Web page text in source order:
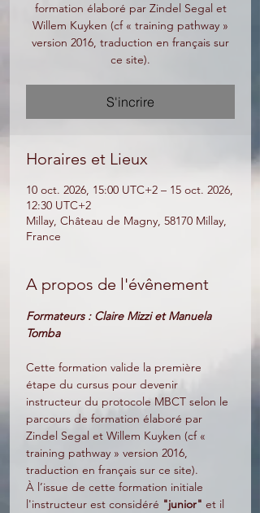
formation élaboré par Zindel Segal et
Willem Kuyken (cf « training pathway »
version 2016, traduction en français sur
S'incrire
Horaires et Lieux
10 oct. 2026, 15:00 UTC+2 – 15 oct. 2026,
12:30 UTC+2
Millay, Château de Magny, 58170 Millay,
France
A propos de l'évênement
Formateurs : Claire Mizzi et Manuela
Tomba
Cette formation valide la première
étape du cursus pour devenir
instructeur du protocole MBCT selon le
parcours de formation élaboré par
Zindel Segal et Willem Kuyken (cf «
training pathway » version 2016,
traduction en français sur ce site).
À l’issue de cette formation initiale
l'instructeur est considéré "junior" et il